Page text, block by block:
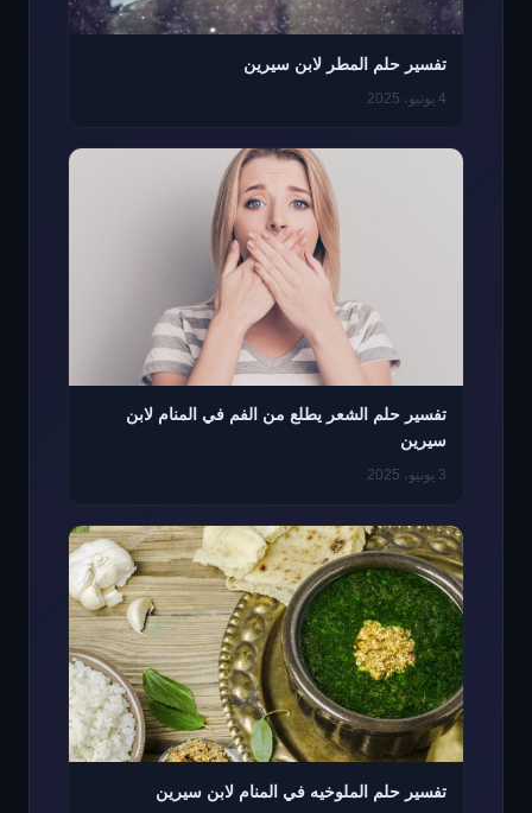
تفسير حلم المطر لابن سيرين
4 يونيو، 2025
تفسير حلم الشعر يطلع من الفم في المنام لابن
سيرين
3 يونيو، 2025
تفسير حلم الملوخيه في المنام لابن سيرين